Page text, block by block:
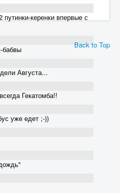
керенки впервые с
бабвы
Августа...
Гекатомба!!
уже едет ;-))
Back to Top